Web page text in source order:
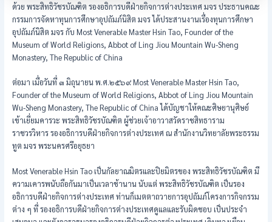
ด้วย พระสิทธิวัชรบัณฑิต รองอธิการบดีฝ่ายกิจการต่างประเทศ มจร ประธานคณะ
กรรมการจัดหาทุนการศึกษาอุปถัมภ์นิสิต มจร ได้ประสานงานเรื่องทุนการศึกษา
อุปถัมภ์นิสิต มจร กับ Most Venerable Master Hsin Tao, Founder of the
Museum of World Religions, Abbot of Ling Jiou Mountain Wu-Sheng
Monastery, The Republic of China
ต่อมา เมื่อวันที่ ๓ มิถุนายน พ.ศ.๒๕๖๙ Most Venerable Master Hsin Tao,
Founder of the Museum of World Religions, Abbot of Ling Jiou Mountain
Wu-Sheng Monastery, The Republic of China ได้บัญชาให้คณะศิษยานุศิษย์
เข้าเยี่ยมคารวะ พระสิทธิวัชรบัณฑิต ผู้ช่วยเจ้าอาวาสวัดราชสิทธาราม
ราชวรวิหาร รองอธิการบดีฝ่ายกิจการต่างประเทศ ณ สำนักงานวิทยาลัยพระธรรม
ทูต มจร พระนครศรีอยุธยา
Most Venerable Hsin Tao เป็นกัลยาณมิตรและปิยมิตรของ พระสิทธิวัชรบัณฑิต มี
ความเคารพนับถือกันมาเป็นเวลาช้านาน นับแต่ พระสิทธิวัชรบัณฑิต เป็นรอง
อธิการบดีฝ่ายกิจการต่างประเทศ ท่านก็เมตตาถวายการอุปถัมภ์โครงการกิจกรรม
ต่าง ๆ ที่ รองอธิการบดีฝ่ายกิจการต่างประเทศดูแลและรับผิดชอบ เป็นประจำ